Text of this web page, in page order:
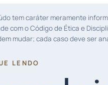
tem caráter meramente
com o Código de Ética e
mudar; cada caso deve ser
LENDO